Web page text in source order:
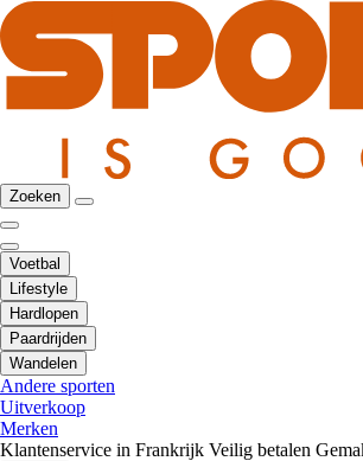
Zoeken
Voetbal
Lifestyle
Hardlopen
Paardrijden
Wandelen
Andere sporten
Uitverkoop
Merken
Klantenservice in Frankrijk Veilig betalen